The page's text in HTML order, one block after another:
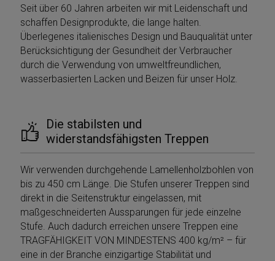
Seit über 60 Jahren arbeiten wir mit Leidenschaft und
schaffen Designprodukte, die lange halten.
Überlegenes italienisches Design und Bauqualität unter
Berücksichtigung der Gesundheit der Verbraucher
durch die Verwendung von umweltfreundlichen,
wasserbasierten Lacken und Beizen für unser Holz.
Die stabilsten und
widerstandsfähigsten Treppen
Wir verwenden durchgehende Lamellenholzbohlen von
bis zu 450 cm Länge. Die Stufen unserer Treppen sind
direkt in die Seitenstruktur eingelassen, mit
maßgeschneiderten Aussparungen für jede einzelne
Stufe. Auch dadurch erreichen unsere Treppen eine
TRAGFÄHIGKEIT VON MINDESTENS 400 kg/m² – für
eine in der Branche einzigartige Stabilität und